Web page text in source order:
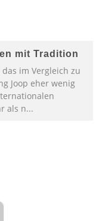
mit Tradition
im Vergleich zu
Joop eher wenig
als n...